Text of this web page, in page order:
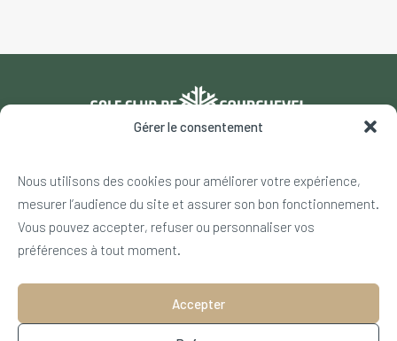
Gérer le consentement
Nous utilisons des cookies pour améliorer votre expérience,
mesurer l’audience du site et assurer son bon fonctionnement.
Vous pouvez accepter, refuser ou personnaliser vos
préférences à tout moment.
Accepter
540 rue du Jardin Alpin – 73120 Courchevel
info@golfdecourchevel.com